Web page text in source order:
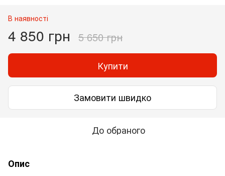
В наявності
4 850 грн 5 650 грн
Купити
Замовити швидко
До обраного
Опис